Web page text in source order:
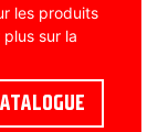
les produits
sur la